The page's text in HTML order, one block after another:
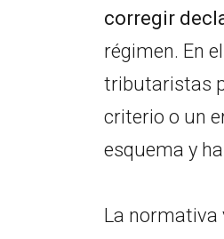
corregir
régimen. En
tributaristas
criterio o un
esquema y
La normativa